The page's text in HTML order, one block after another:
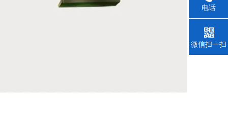
电话
微信扫一扫